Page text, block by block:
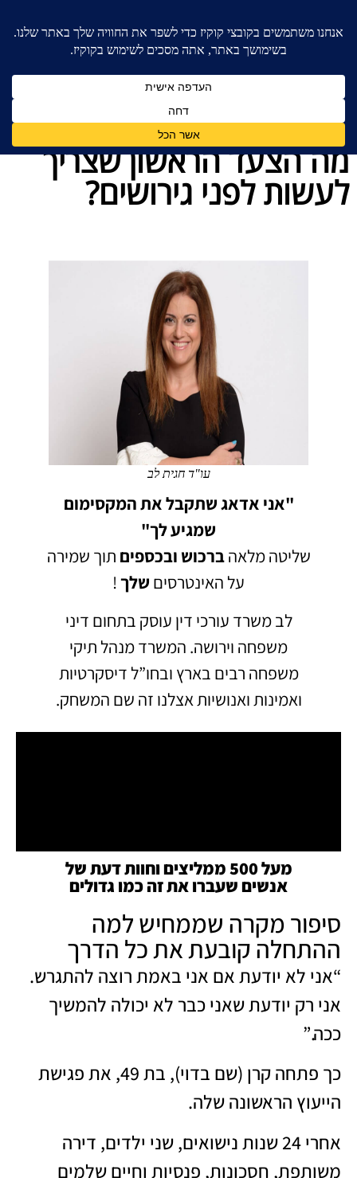
מה הצעד הראשון שצריך לעשות לפני
מה הצעד הראשון שצריך
לעשות לפני גירושים?
עו"ד חגית לב
"אני אדאג שתקבל את המקסימום
שמגיע לך"
שליטה מלאהברכוש ובכספים תוך שמירה
על האינטרסים שלך!
לב משרד עורכי דין עוסק בתחום דיני
משפחה וירושה. המשרד מנהל תיקי
משפחה רבים בארץ ובחו”ל דיסקרטיות
ואמינות ואנושיות אצלנו זה שם המשחק.
מעל 500 ממליצים וחוות דעת של
אנשים שעברו את זה כמו גדולים
סיפור מקרה שממחיש למה
ההתחלה קובעת את כל הדרך
“אני לא יודעת אם אני באמת רוצה להתגרש.
אני רק יודעת שאני כבר לא יכולה להמשיך
ככה.”
כך פתחה קרן (שם בדוי), בת 49, את פגישת
הייעוץ הראשונה שלה.
אחרי 24 שנות נישואים, שני ילדים, דירה
משותפת, חסכונות, פנסיות וחיים שלמים